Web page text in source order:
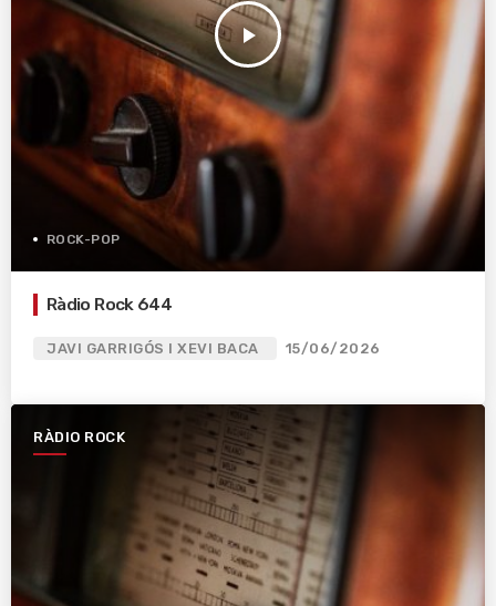
play_arrow
ROCK-POP
Ràdio Rock 644
JAVI GARRIGÓS I XEVI BACA 15/06/2026
RÀDIO ROCK